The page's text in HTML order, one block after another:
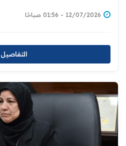
12/07/2026 - 01:56 صباحًا
التفاصيل